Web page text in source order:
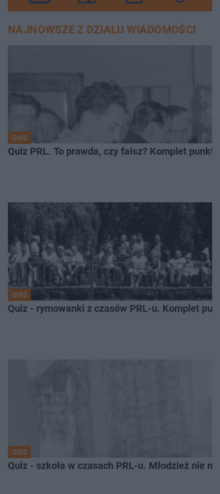
NAJNOWSZE Z DZIAŁU WIADOMOŚCI
QUIZ
Quiz PRL. To prawda, czy fałsz? Komplet
QUIZ
Quiz - rymowanki z czasów PRL-u. Komplet
QUIZ
Quiz - szkoła w czasach PRL-u. Młodzież nie